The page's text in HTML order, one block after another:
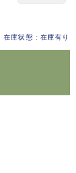
在庫状態 : 在庫有り